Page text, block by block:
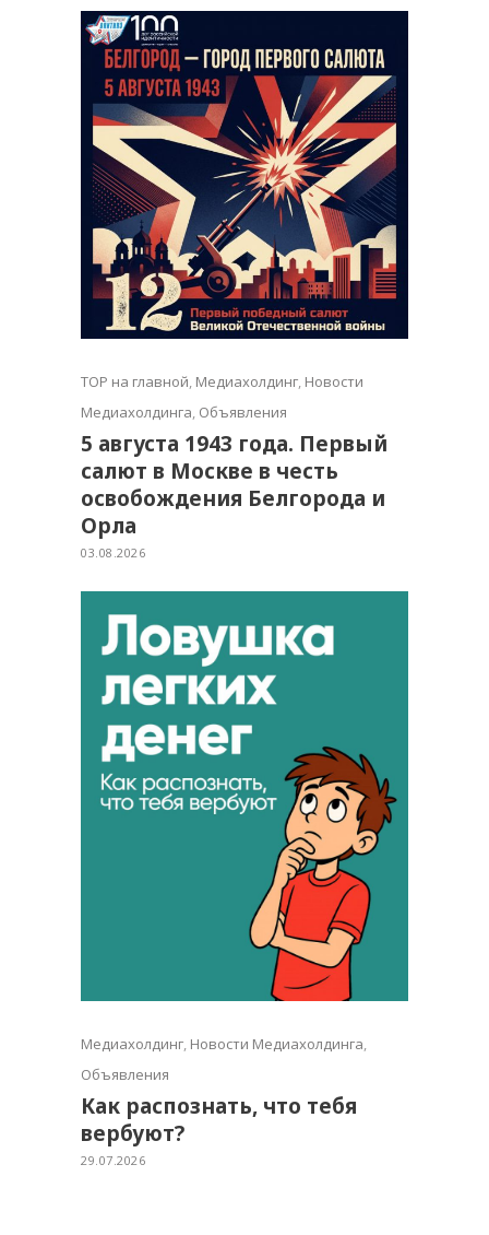
TOP на главной, Медиахолдинг, Новости
Медиахолдинга, Объявления
5 августа 1943 года. Первый
салют в Москве в честь
освобождения Белгорода и
Орла
03.08.2026
Медиахолдинг, Новости Медиахолдинга,
Объявления
Как распознать, что тебя
вербуют?
29.07.2026